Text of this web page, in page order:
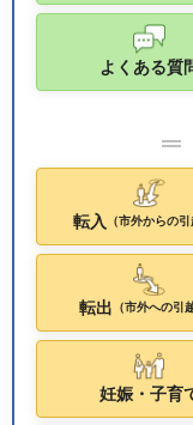
よくある質
転入 （市外からの引
転出 （市外への引
妊娠・子育